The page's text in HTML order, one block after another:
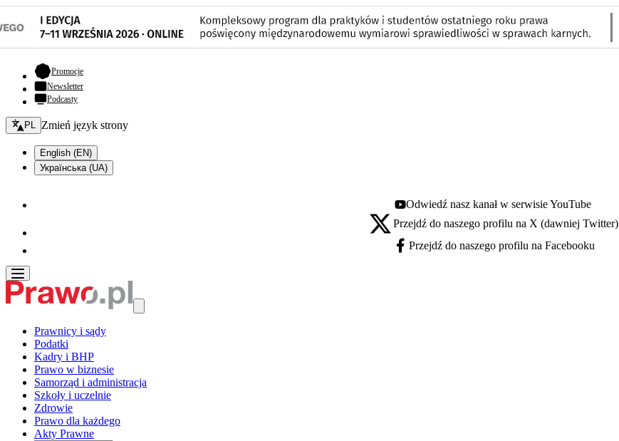
Promocje- otwiera się w nowej karcie
Newsletter
Podcasty
Zmień język - bieżący:
PL Zmień język strony
English (EN)
Українська (UA)
Youtube - otwiera się w nowej karcie
Odwiedź nasz kanał w serwisie YouTube
X - otwiera się w nowej karcie
Przejdź do naszego profilu na X (dawniej Twitter)
Facebook - otwiera się w nowej karcie
Przejdź do naszego profilu na Facebooku
Prawnicy i sądy
Podatki
Kadry i BHP
Prawo w biznesie
Samorząd i administracja
Szkoły i uczelnie
Zdrowie
Prawo dla każdego
Akty Prawne